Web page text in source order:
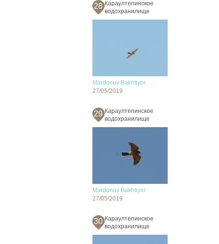
28 Караултепинское
водохранилище
Mardonov Bakhtiyor
27/05/2019
29 Караултепинское
водохранилище
Mardonov Bakhtiyor
27/05/2019
30 Караултепинское
водохранилище